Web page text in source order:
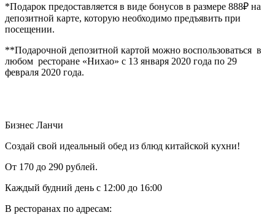
*Подарок предоставляется в виде бонусов в размере 888₽ на
депозитной карте, которую необходимо предъявить при
посещении.
**Подарочной депозитной картой можно воспользоваться в
любом ресторане «Нихао» с 13 января 2020 года по 29
февраля 2020 года.
Бизнес Ланчи
Создай свой идеальный обед из блюд китайской кухни!
От 170 до 290 рублей.
Каждый будний день с 12:00 до 16:00
В ресторанах по адресам: